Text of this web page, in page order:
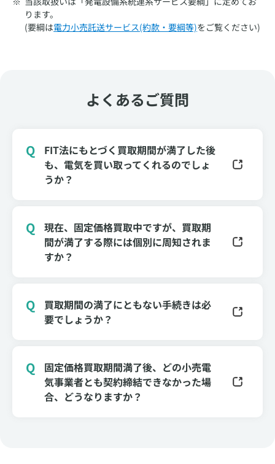
ります。
(要綱は電力小売託送サービス(約款・要綱等)をご覧ください)
よくあるご質問
FIT法にもとづく買取期間が満了した後
も、電気を買い取ってくれるのでしょ
うか？
現在、固定価格買取中ですが、買取期
間が満了する際には個別に周知されま
すか？
買取期間の満了にともない手続きは必
要でしょうか？
固定価格買取期間満了後、どの小売電
気事業者とも契約締結できなかった場
合、どうなりますか？